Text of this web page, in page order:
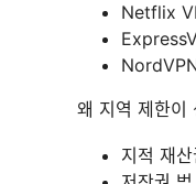
Netflix
왜 지역 제한이
지적 재